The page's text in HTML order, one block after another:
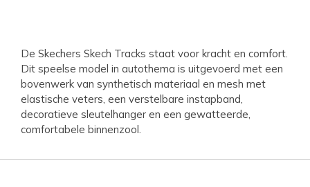
De Skechers Skech Tracks staat voor kracht en comfort.
Dit speelse model in autothema is uitgevoerd met een
bovenwerk van synthetisch materiaal en mesh met
elastische veters, een verstelbare instapband,
decoratieve sleutelhanger en een gewatteerde,
comfortabele binnenzool.